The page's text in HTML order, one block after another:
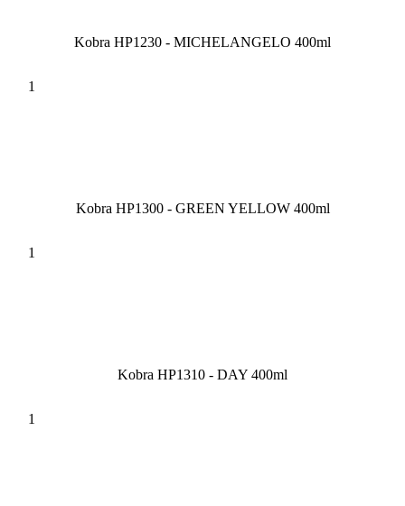
Kobra HP1230 - MICHELANGELO 400ml
Kobra HP1300 - GREEN YELLOW 400ml
Kobra HP1310 - DAY 400ml